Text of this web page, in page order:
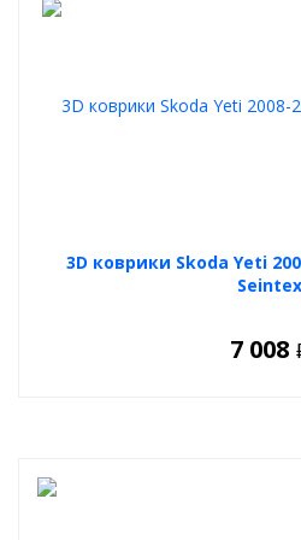
3D коврики Skoda Yeti
Seintex
7 008